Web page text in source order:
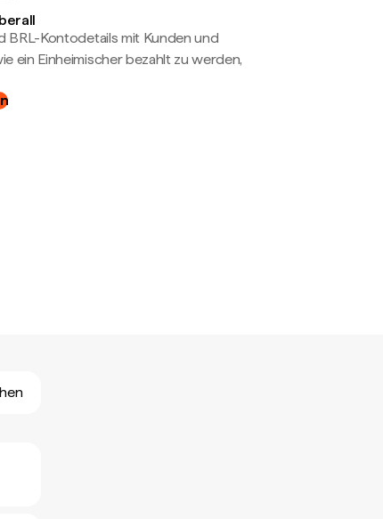
BRL-Kontodetails mit Kunden und
ein Einheimischer bezahlt zu werden,